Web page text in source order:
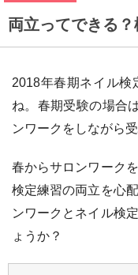
両立ってできる
2018年春期ネイル検
ね。春期受験の場合
ンワークをしながら
春からサロンワーク
検定練習の両立を心
ンワークとネイル検
ょうか？